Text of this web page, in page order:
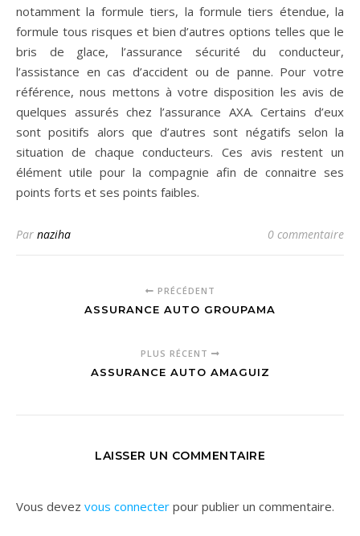
notamment la formule tiers, la formule tiers étendue, la
formule tous risques et bien d’autres options telles que le
bris de glace, l’assurance sécurité du conducteur,
l’assistance en cas d’accident ou de panne. Pour votre
référence, nous mettons à votre disposition les avis de
quelques assurés chez l’assurance AXA. Certains d’eux
sont positifs alors que d’autres sont négatifs selon la
situation de chaque conducteurs. Ces avis restent un
élément utile pour la compagnie afin de connaitre ses
points forts et ses points faibles.
Par naziha 0 commentaire
PRÉCÉDENT
ASSURANCE AUTO GROUPAMA
PLUS RÉCENT
ASSURANCE AUTO AMAGUIZ
LAISSER UN COMMENTAIRE
Vous devez vous connecter pour publier un commentaire.